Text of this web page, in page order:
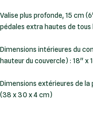
Valise plus profonde, 15 cm
pédales extra hautes de tous
Dimensions intérieures du
hauteur du couvercle) : 18" x
Dimensions extérieures de
(38 x 30 x 4 cm)